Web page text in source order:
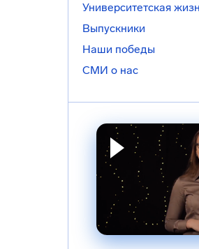
Университетская
Выпускники
Наши победы
СМИ о нас